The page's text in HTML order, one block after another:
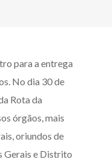
para a entrega
No dia 30 de
Rota da
órgãos, mais
oriundos de
Gerais e Distrito